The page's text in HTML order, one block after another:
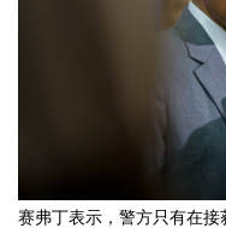
赛弗丁表示，警方只有在